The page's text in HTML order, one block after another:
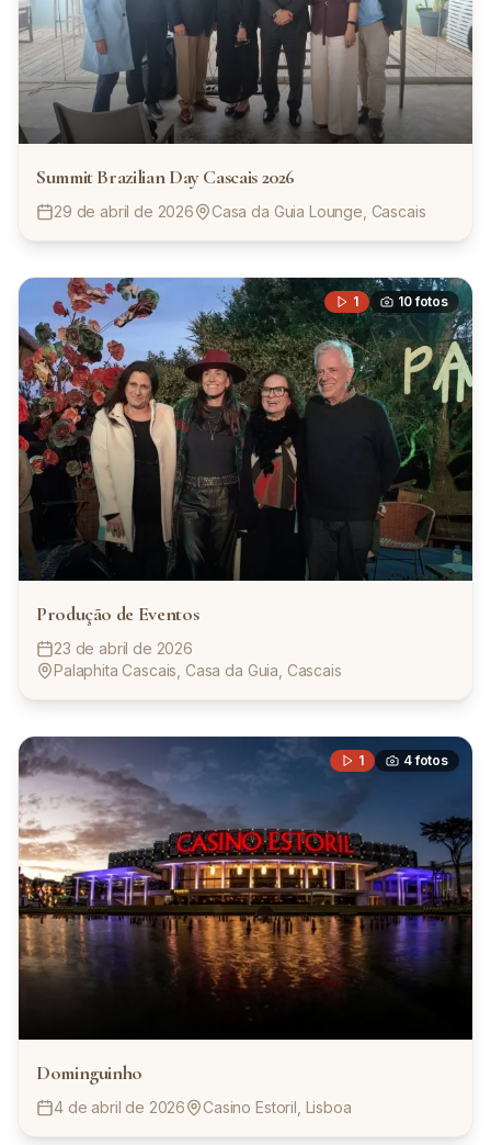
Summit Brazilian Day Cascais 2026
29 de abril de 2026 Casa da Guia Lounge, Cascais
1 10fotos
Produção de Eventos
23 de abril de 2026
Palaphita Cascais, Casa da Guia, Cascais
1 4fotos
Dominguinho
4 de abril de 2026 Casino Estoril, Lisboa